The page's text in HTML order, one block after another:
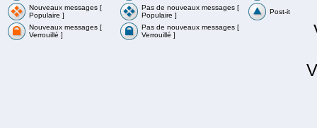
Nouveaux messages [
Populaire ]
Pas de nouveaux messages [
Populaire ]
Post-it
Nouveaux messages [
Verrouillé ]
Pas de nouveaux messages [
Verrouillé ]